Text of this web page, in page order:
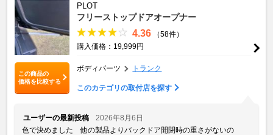
この商品の
価格を比較する
PLOT
フリーストップドアオープナー
4.36
（58件）
購入価格：19,999円
ボディパーツ トランク
このカテゴリの取付店を探す
ユーザーの最新投稿
2026年8月6日
色で決めました 他の製品よりバックドア開閉時の重さがないの